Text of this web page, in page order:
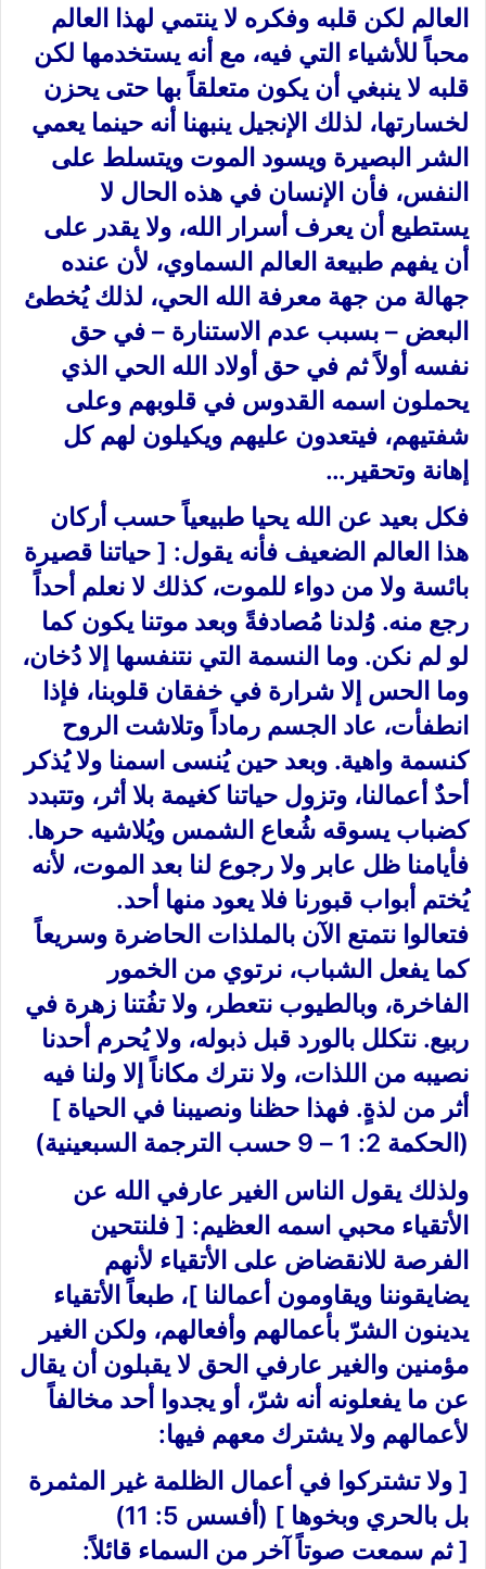
العالم لكن قلبه وفكره لا ينتمي لهذا العالم
محباً للأشياء التي فيه، مع أنه يستخدمها لكن
قلبه لا ينبغي أن يكون متعلقاً بها حتى يحزن
لخسارتها، لذلك الإنجيل ينبهنا أنه حينما يعمي
الشر البصيرة ويسود الموت ويتسلط على
النفس، فأن الإنسان في هذه الحال لا
يستطيع أن يعرف أسرار الله، ولا يقدر على
أن يفهم طبيعة العالم السماوي، لأن عنده
جهالة من جهة معرفة الله الحي، لذلك يُخطئ
البعض – بسبب عدم الاستنارة – في حق
نفسه أولاً ثم في حق أولاد الله الحي الذي
يحملون اسمه القدوس في قلوبهم وعلى
شفتيهم، فيتعدون عليهم ويكيلون لهم كل
إهانة وتحقير…
فكل بعيد عن الله يحيا طبيعياً حسب أركان
هذا العالم الضعيف فأنه يقول: [ حياتنا قصيرة
بائسة ولا من دواء للموت، كذلك لا نعلم أحداً
رجع منه. وُلدنا مُصادفةً وبعد موتنا يكون كما
لو لم نكن. وما النسمة التي نتنفسها إلا دُخان،
وما الحس إلا شرارة في خفقان قلوبنا، فإذا
انطفأت، عاد الجسم رماداً وتلاشت الروح
كنسمة واهية. وبعد حين يُنسى اسمنا ولا يُذكر
أحدٌ أعمالنا، وتزول حياتنا كغيمة بلا أثر، وتتبدد
كضباب يسوقه شُعاع الشمس ويُلاشيه حرها.
فأيامنا ظل عابر ولا رجوع لنا بعد الموت، لأنه
يُختم أبواب قبورنا فلا يعود منها أحد.
فتعالوا نتمتع الآن بالملذات الحاضرة وسريعاً
كما يفعل الشباب، نرتوي من الخمور
الفاخرة، وبالطيوب نتعطر، ولا تفُتنا زهرة في
ربيع. نتكلل بالورد قبل ذبوله، ولا يُحرم أحدنا
نصيبه من اللذات، ولا نترك مكاناً إلا ولنا فيه
أثر من لذةٍ. فهذا حظنا ونصيبنا في الحياة ]
(الحكمة 2: 1 – 9 حسب الترجمة السبعينية)
ولذلك يقول الناس الغير عارفي الله عن
الأتقياء محبي اسمه العظيم: [ فلنتحين
الفرصة للانقضاض على الأتقياء لأنهم
يضايقوننا ويقاومون أعمالنا ]، طبعاً الأتقياء
يدينون الشرّ بأعمالهم وأفعالهم، ولكن الغير
مؤمنين والغير عارفي الحق لا يقبلون أن يقال
عن ما يفعلونه أنه شرّ، أو يجدوا أحد مخالفاً
لأعمالهم ولا يشترك معهم فيها:
[ ولا تشتركوا في أعمال الظلمة غير المثمرة
بل بالحري وبخوها ] (أفسس 5: 11)
[ ثم سمعت صوتاً آخر من السماء قائلاً: